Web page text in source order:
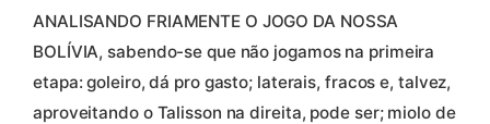
ANALISANDO FRIAMENTE O JOGO DA NOSSA
BOLÍVIA, sabendo-se que não jogamos na primeira
etapa: goleiro, dá pro gasto; laterais, fracos e, talvez,
aproveitando o Talisson na direita, pode ser; miolo de